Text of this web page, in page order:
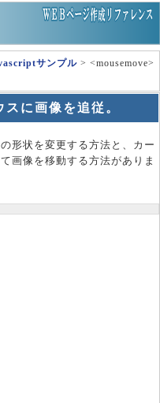
サンプル > <mousemove>
に画像を追従。
形状を変更する方法と、カー
画像を移動する方法がありま